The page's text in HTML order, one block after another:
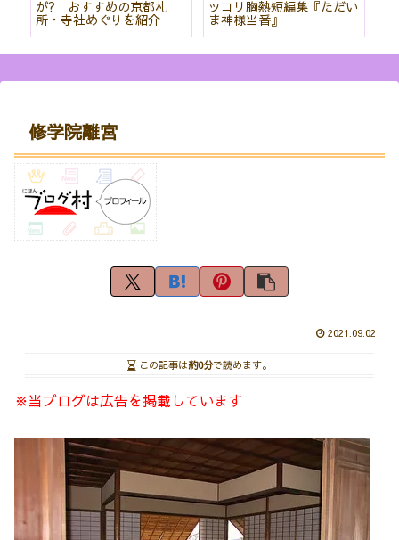
が? おすすめの京都札
所・寺社めぐりを紹介
ッコリ胸熱短編集『ただい
ま神様当番』
修学院離宮
2021.09.02
この記事は約0分で読めます。
※当ブログは広告を掲載しています